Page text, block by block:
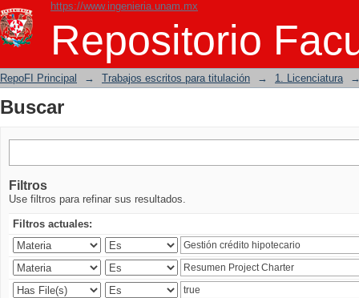
https://www.ingenieria.unam.mx
Repositorio
Buscar
RepoFI Principal → Trabajos escritos para titulación → 1. Licenciatura
Buscar
Filtros
Use filtros para refinar sus resultados.
Filtros actuales: